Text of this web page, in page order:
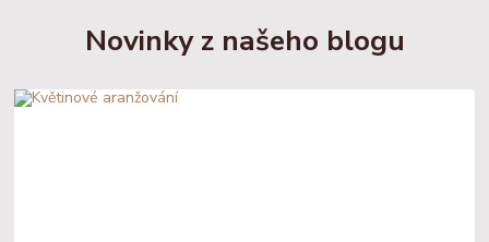
Novinky z našeho blogu